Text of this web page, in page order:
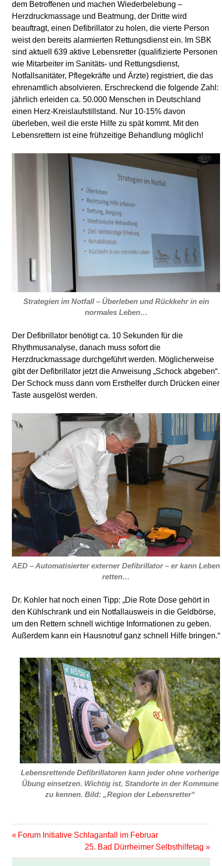
dem Betroffenen und machen Wiederbelebung –
Herzdruckmassage und Beatmung, der Dritte wird
beauftragt, einen Defibrillator zu holen, die vierte Person
weist den bereits alarmierten Rettungsdienst ein. Im SBK
sind aktuell 639 aktive Lebensretter (qualifizierte Personen
wie Mitarbeiter im Sanitäts- und Rettungsdienst,
Notfallsanitäter, Pflegekräfte und Ärzte) registriert, die das
ehrenamtlich absolvieren. Erschreckend die folgende Zahl:
jährlich erleiden ca. 50.000 Menschen in Deutschland
einen Herz-Kreislaufstillstand. Nur 10-15% davon
überleben, weil die erste Hilfe zu spät kommt. Mit den
Lebensrettern ist eine frühzeitige Behandlung möglich!
Strategien im Notfall – Überleben und Rückkehr in ein
normales Leben…
Der Defibrillator benötigt ca. 10 Sekunden für die
Rhythmusanalyse, danach muss sofort die
Herzdruckmassage durchgeführt werden. Möglicherweise
gibt der Defibrillator jetzt die Anweisung „Schock abgeben“.
Der Schock muss dann vom Ersthelfer durch Drücken einer
Taste ausgelöst werden.
AED – Automatisierter externer Defibrillator – er kann Leben
retten…
Dr. Kohler hat noch einen Tipp: „Die Rote Dose gehört in
den Kühlschrank und ein Notfallausweis in die Geldbörse,
um den Rettern schnell wichtige Informationen zu geben.
Außerdem kann ein Hausnotruf ganz schnell Hilfe bringen.“
Lebensrettende Defibrillatoren kann jeder ohne vorherige
Übung einsetzen. Wichtig ist, Standorte in der Kommune
zu kennen. Bild: „Region der Lebensretter“
Beitragsnavigation
Vorheriger
Forum Initiative Schlaganfall im Februar
Nächster
Beitrag:
25. Bad Dürrheimer Selbsthilfetag